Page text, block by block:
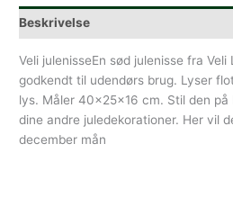
Beskrivelse
Veli julenisseEn sød julenisse fra Veli
godkendt til udendørs brug. Lyser
lys. Måler 40x25x16 cm. Stil den på
dine andre juledekorationer. Her vil
december mån